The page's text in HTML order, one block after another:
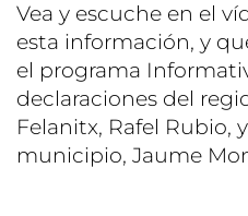
Vea y escuche en el
esta información, y
el programa
declaraciones del
Felanitx, Rafel Rubio,
municipio, Jaume